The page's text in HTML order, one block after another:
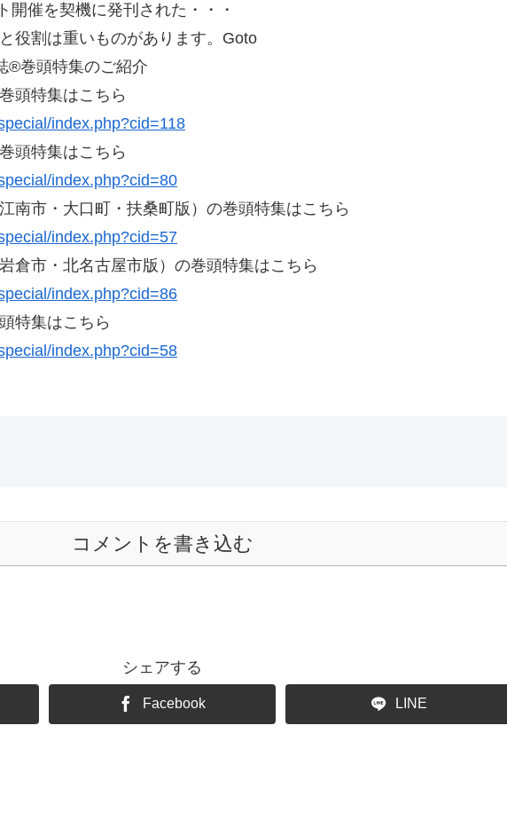
開催を契機に発刊された・・・
役割は重いものがあります。Goto
®巻頭特集のご紹介
頭特集はこちら
index.php?cid=118
頭特集はこちら
index.php?cid=80
市・大口町・扶桑町版）の巻頭特集はこちら
index.php?cid=57
市・北名古屋市版）の巻頭特集はこちら
index.php?cid=86
特集はこちら
index.php?cid=58
コメントを書き込む
シェアする
Facebook LINE